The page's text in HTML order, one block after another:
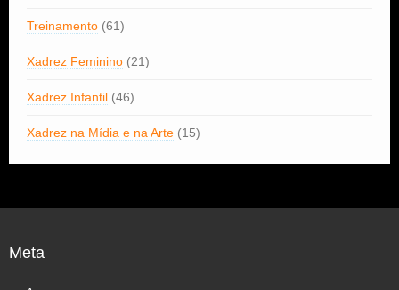
Treinamento (61)
Xadrez Feminino (21)
Xadrez Infantil (46)
Xadrez na Mídia e na Arte (15)
Meta